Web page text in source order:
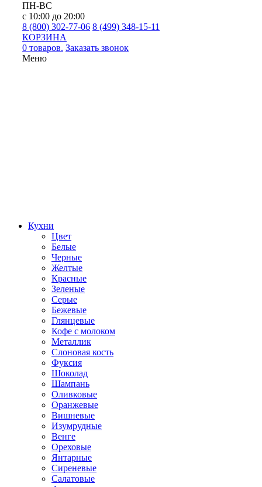
ПН-ВС
с 10:00 до 20:00
8 (800) 302-77-06 8 (499) 348-15-11
КОРЗИНА
0 товаров. Заказать звонок
Меню
Кухни
Цвет
Белые
Черные
Желтые
Красные
Зеленые
Серые
Бежевые
Глянцевые
Кофе с молоком
Металлик
Слоновая кость
Фуксия
Шоколад
Шампань
Оливковые
Оранжевые
Вишневые
Изумрудные
Венге
Ореховые
Янтарные
Сиреневые
Салатовые